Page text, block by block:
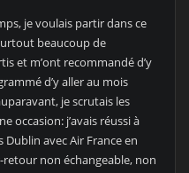
je voulais partir dans ce
beaucoup de
et m’ont recommandé d’y
d’y aller au mois
je scrutais les
occasion: j’avais réussi à
avec Air France en
retour non échangeable, non